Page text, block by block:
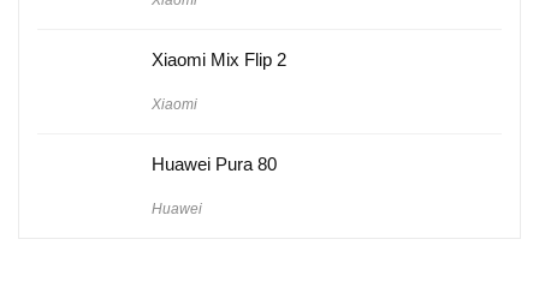
Xiaomi Mix Flip 2
Xiaomi
Huawei Pura 80
Huawei